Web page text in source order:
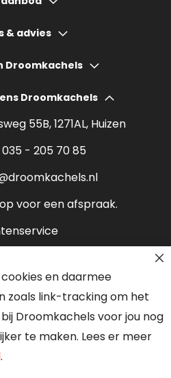
haarden
haard
& advies
een houtkachel?
Droomkachels
Droomkachels
55B, 1271AL, Huizen
035 - 205 70 85
voor een afspraak.
ons
partners
en daarmee
zoals link-tracking om het
Droomkachels voor jou nog
te maken. Lees er meer
.